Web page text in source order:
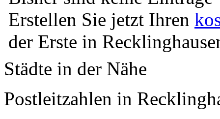
Erstellen Sie jetzt Ihren
der Erste in
Städte in der Nähe
Postleitzahlen in